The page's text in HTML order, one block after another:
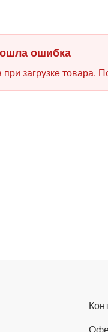
ошибка
загрузке товара.